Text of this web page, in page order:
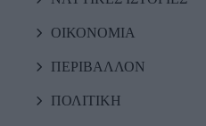
ΟΙΚΟΝΟΜΙΑ
ΠΕΡΙΒΑΛΛΟΝ
ΠΟΛΙΤΙΚΗ